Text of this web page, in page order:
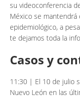
su videoconferencia
México se mantendrá
epidemiológico, a
te dejamos toda la
Casos y
11:30 | El 10 de julio
Nuevo León en las